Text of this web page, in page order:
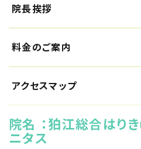
院長挨拶
料金のご案内
アクセスマップ
院名 ：狛江総合はり
ニタス